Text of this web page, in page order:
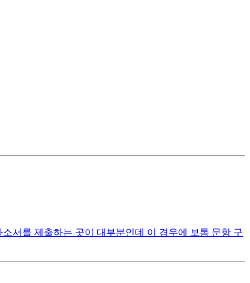
서를 제출하는 곳이 대부분인데 이 경우에 보통 문항 구